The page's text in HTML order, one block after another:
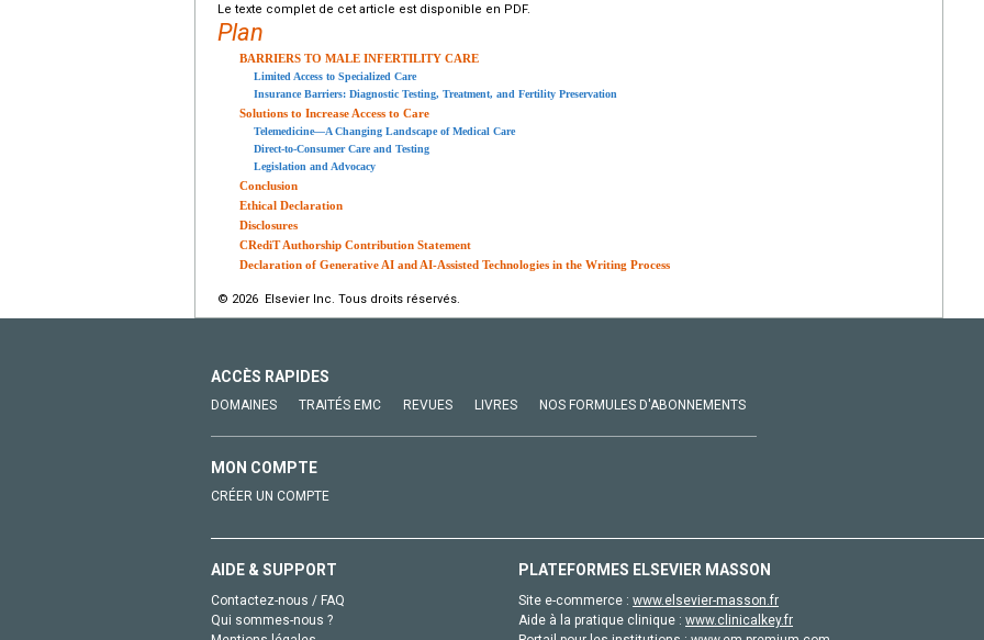
Le texte complet de cet article est disponible en PDF.
Plan
BARRIERS TO MALE INFERTILITY CARE
Limited Access to Specialized Care
Insurance Barriers: Diagnostic Testing, Treatment, and Fertility Preservation
Solutions to Increase Access to Care
Telemedicine—A Changing Landscape of Medical Care
Direct-to-Consumer Care and Testing
Legislation and Advocacy
Conclusion
Ethical Declaration
Disclosures
CRediT Authorship Contribution Statement
Declaration of Generative AI and AI-Assisted Technologies in the Writing Process
© 2026 Elsevier Inc. Tous droits réservés.
ACCÈS RAPIDES
DOMAINES TRAITÉS EMC REVUES LIVRES NOS FORMULES D'ABONNEMENTS
MON COMPTE
CRÉER UN COMPTE
AIDE & SUPPORT
Contactez-nous / FAQ
Qui sommes-nous ?
PLATEFORMES ELSEVIER MASSON
Site e-commerce : www.elsevier-masson.fr
Aide à la pratique clinique : www.clinicalkey.fr